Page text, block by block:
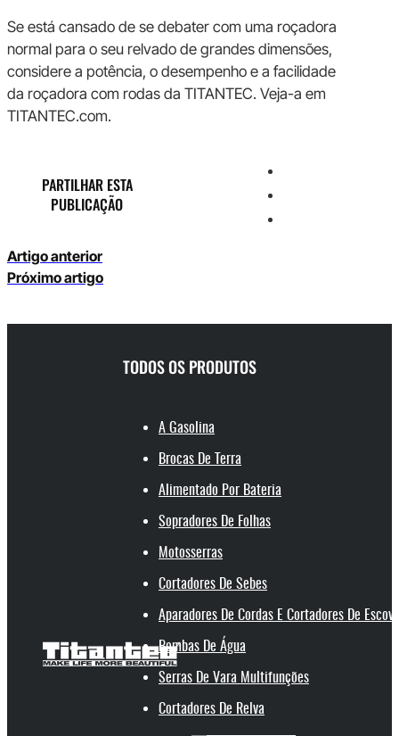
Se está cansado de se debater com uma roçadora
normal para o seu relvado de grandes dimensões,
considere a potência, o desempenho e a facilidade
da roçadora com rodas da TITANTEC. Veja-a em
TITANTEC.com.
PARTILHAR ESTA
PUBLICAÇÃO
Artigo anterior
Próximo artigo
TODOS OS PRODUTOS
A Gasolina
Brocas De Terra
Alimentado Por Bateria
Sopradores De Folhas
Motosserras
Cortadores De Sebes
Aparadores De Cordas E Cortadores De
Bombas De Água
Serras De Vara Multifunções
Cortadores De Relva